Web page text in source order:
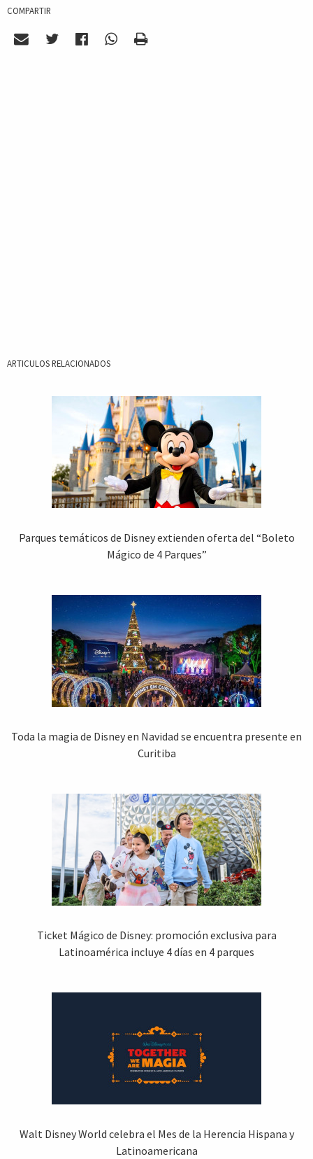
COMPARTIR
ARTICULOS RELACIONADOS
Parques temáticos de Disney extienden oferta del “Boleto
Mágico de 4 Parques”
Toda la magia de Disney en Navidad se encuentra presente en
Curitiba
Ticket Mágico de Disney: promoción exclusiva para
Latinoamérica incluye 4 días en 4 parques
Walt Disney World celebra el Mes de la Herencia Hispana y
Latinoamericana